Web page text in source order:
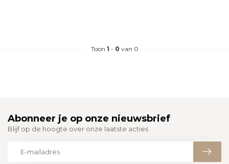
Toon 1 - 0 van 0
Abonneer je op onze nieuwsbrief
Blijf op de hoogte over onze laatste acties